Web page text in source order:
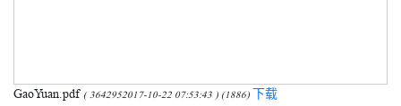
GaoYuan.pdf ( 3642952017-10-22 07:53:43 ) (1886) 下载